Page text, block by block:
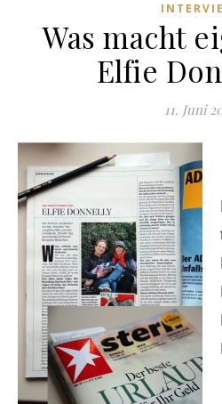
Was macht
Elfie
11. Juni